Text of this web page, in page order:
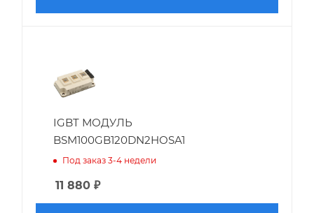
IGBT МОДУЛЬ
BSM100GB120DN2HOSA1
Под заказ 3-4 недели
11 880 ₽